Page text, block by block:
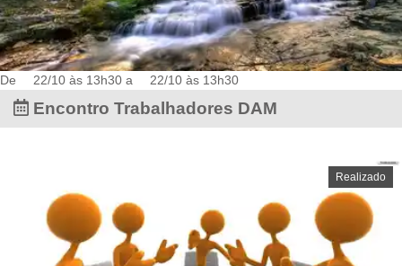
De 22/10 às 13h30 a 22/10 às 13h30
Encontro Trabalhadores DAM
Realizado